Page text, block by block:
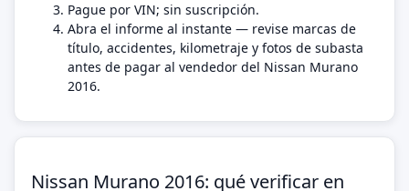
Pague por VIN; sin suscripción.
Abra el informe al instante — revise marcas de
título, accidentes, kilometraje y fotos de subasta
antes de pagar al vendedor del Nissan Murano
2016.
Nissan Murano 2016: qué verificar en